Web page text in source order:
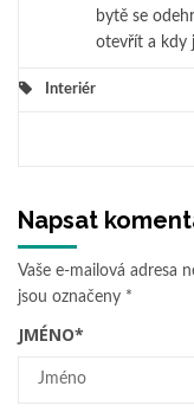
bytě se
otevřít a kdy
Interiér
Napsat
Vaše e-mailová adresa
jsou označeny *
JMÉNO*